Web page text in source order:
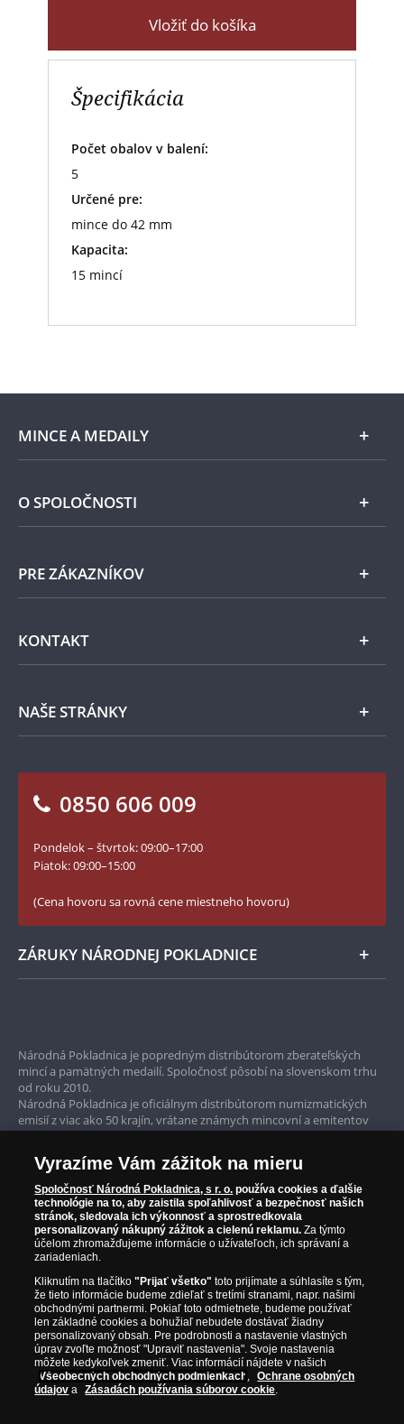
Vložiť do košíka
Špecifikácia
Počet obalov v balení:
5
Určené pre:
mince do 42 mm
Kapacita:
15 mincí
MINCE A MEDAILY
Len v Národnej Pokladnici
Pamätné medaily
100. výročie vzniku Česko-Slovenska
O SPOLOČNOSTI
Národná Pokladnica
PRE ZÁKAZNÍKOV
Všeobecné obchodné podmienky
Ochrana osobných údajov
Numizmatické novinky
KONTAKT
Napíšte nám
NAŠE STRÁNKY
Blog Pokladnica mincí
Facebook Národnej Pokladnice
YouTube Národnej Pokladnice
0850 606 009
Pondelok – štvrtok: 09:00–17:00
Piatok: 09:00–15:00
(Cena hovoru sa rovná cene miestneho hovoru)
ZÁRUKY NÁRODNEJ POKLADNICE
Garancia najvyššej kvality
Iba originálne produkty
Národná Pokladnica je popredným distribútorom zberateľských
mincí a pamätných medailí. Spoločnosť pôsobí na slovenskom trhu
od roku 2010.
Národná Pokladnica je oficiálnym distribútorom numizmatických
emisií z viac ako 50 krajín, vrátane známych mincovní a emitentov
Parížska mincovňa, Nórska mincovňa, Fínska mincovňa alebo
Austrálska mincovňa Perth. Spoločnosť svojim zákazníkom a
zberateľom garantuje, že všetky produkty sú v originálnej a v
prvotriednej kvalite, čo je doložené aj priloženým Certifikátom
autentickosti.
Vyrazíme Vám zážitok na mieru
Spoločnosť Národná Pokladnica, s r. o. používa cookies a ďalšie
technológie na to, aby zaistila spoľahlivosť a bezpečnosť našich
stránok, sledovala ich výkonnosť a sprostredkovala
personalizovaný nákupný zážitok a cielenú reklamu. Za týmto
účelom zhromažďujeme informácie o užívateľoch, ich správaní a
zariadeniach.
Kliknutím na tlačítko"Prijať všetko" toto prijímate a súhlasíte s tým,
že tieto informácie budeme zdieľať s tretími stranami, napr. našimi
obchodnými partnermi. Pokiaľ toto odmietnete, budeme používať
len základné cookies a bohužiaľ nebudete dostávať žiadny
personalizovaný obsah. Pre podrobnosti a nastavenie vlastných
úprav zvoľte možnosť "Upraviť nastavenia". Svoje nastavenia
môžete kedykoľvek zmeniť. Viac informácií nájdete v našich
Všeobecných obchodných podmienkach ,
Ochrane osobných
údajov a Zásadách používania súborov cookie.